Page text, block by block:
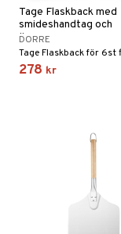
Tage Flaskback med
smideshandtag och
öppnare
DORRE
278 kr